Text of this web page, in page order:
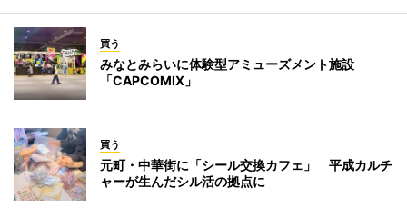
買う
みなとみらいに体験型アミューズメント施設
「CAPCOMIX」
買う
元町・中華街に「シール交換カフェ」 平成カルチ
ャーが生んだシル活の拠点に